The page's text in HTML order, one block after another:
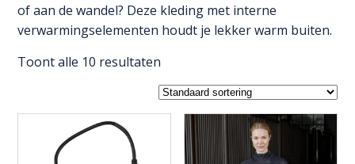
of aan de wandel? Deze kleding met interne
verwarmingselementen houdt je lekker warm buiten.
Toont alle 10 resultaten